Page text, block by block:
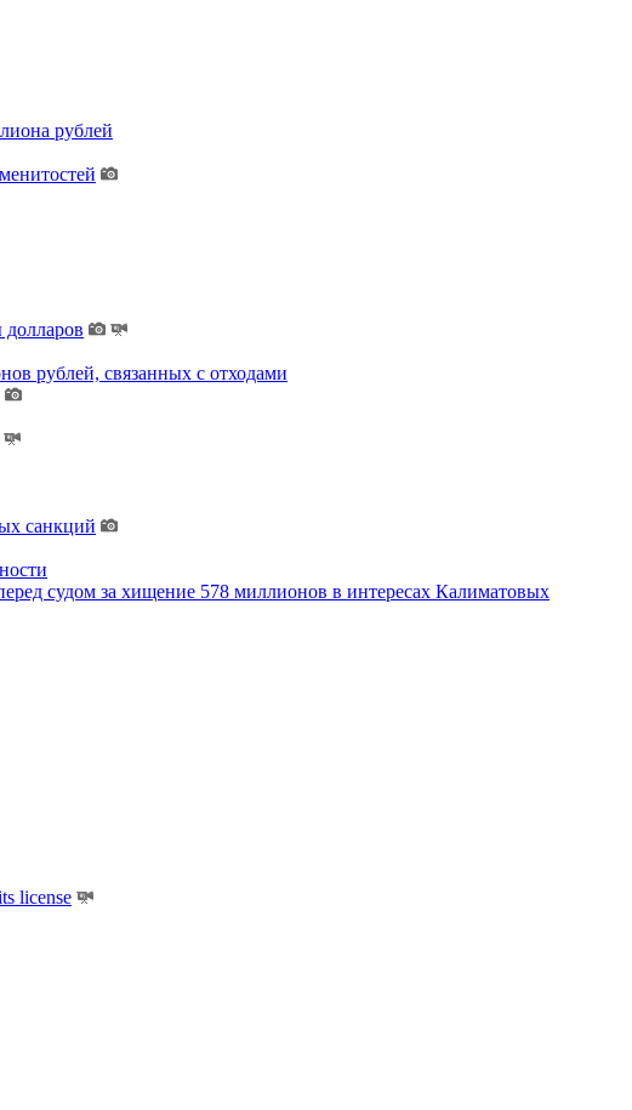
рублей
рублей, связанных с отходами
санкций
судом за хищение 578 миллионов в интересах Калиматовых
license